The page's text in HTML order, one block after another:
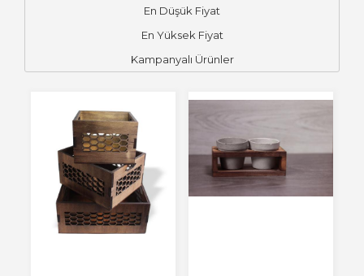
En Düşük Fiyat
En Yüksek Fiyat
Kampanyalı Ürünler